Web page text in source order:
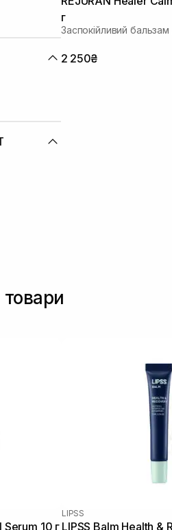
г
Заспокійливий
2 250₴
Serum 10 г
LIPSS
LIPSS Balm Health &